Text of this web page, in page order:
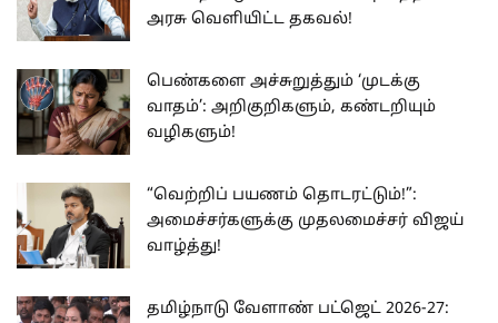
அரசு வெளியிட்ட தகவல்!
பெண்களை அச்சுறுத்தும் ‘முடக்கு
வாதம்’: அறிகுறிகளும், கண்டறியும்
வழிகளும்!
“வெற்றிப் பயணம் தொடரட்டும்!”:
அமைச்சர்களுக்கு முதலமைச்சர் விஜய்
வாழ்த்து!
தமிழ்நாடு வேளாண் பட்ஜெட் 2026-27: